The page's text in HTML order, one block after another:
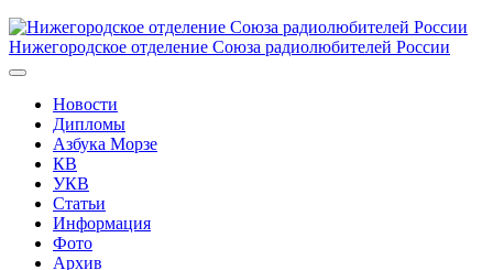
Нижегородское отделение Союза радиолюбителей России
Новости
Дипломы
Азбука Морзе
КВ
УКВ
Статьи
Информация
Фото
Архив